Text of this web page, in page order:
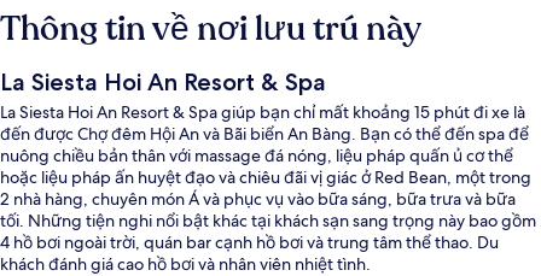
Thông tin về nơi lưu trú này
La Siesta Hoi An Resort & Spa
La Siesta Hoi An Resort & Spa giúp bạn chỉ mất khoảng 15 phút đi xe là
đến được Chợ đêm Hội An và Bãi biển An Bàng. Bạn có thể đến spa để
nuông chiều bản thân với massage đá nóng, liệu pháp quấn ủ cơ thể
hoặc liệu pháp ấn huyệt đạo và chiêu đãi vị giác ở Red Bean, một trong
2 nhà hàng, chuyên món Á và phục vụ vào bữa sáng, bữa trưa và bữa
tối. Những tiện nghi nổi bật khác tại khách sạn sang trọng này bao gồm
4 hồ bơi ngoài trời, quán bar cạnh hồ bơi và trung tâm thể thao. Du
khách đánh giá cao hồ bơi và nhân viên nhiệt tình.